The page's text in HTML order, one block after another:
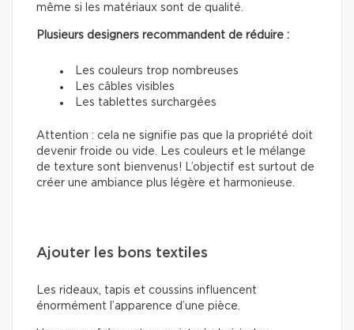
même si les matériaux sont de qualité.
Plusieurs designers recommandent de réduire :
Les couleurs trop nombreuses
Les câbles visibles
Les tablettes surchargées
Attention : cela ne signifie pas que la propriété doit
devenir froide ou vide. Les couleurs et le mélange
de texture sont bienvenus! L’objectif est surtout de
créer une ambiance plus légère et harmonieuse.
Ajouter les bons textiles
Les rideaux, tapis et coussins influencent
énormément l’apparence d’une pièce.